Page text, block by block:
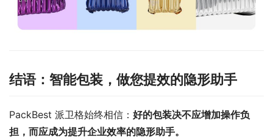
结语：智能包装，做您提效的隐形助手
PackBest 派卫格始终相信： 好的包装决不应增加操作负
担，而应成为提升企业效率的隐形助手。